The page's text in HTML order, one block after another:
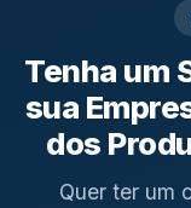
Tenha um
sua
dos
Quer ter um